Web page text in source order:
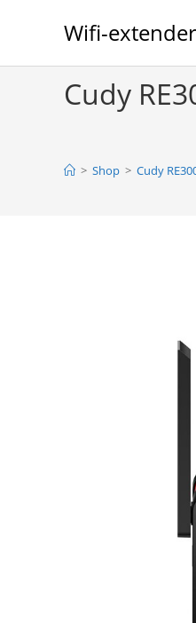
Wifi-
Cudy
> Shop > Cudy